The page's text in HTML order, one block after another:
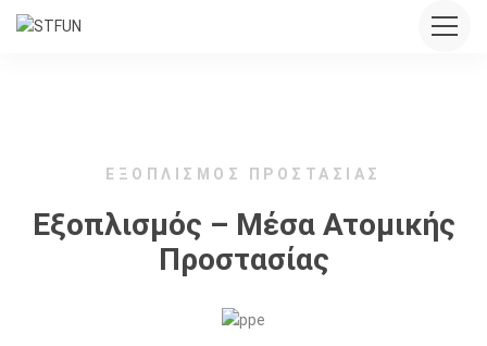
ΕΞΟΠΛΙΣΜΌΣ ΠΡΟΣΤΑΣΊΑΣ
Εξοπλισμός – Μέσα Ατομικής
Προστασίας